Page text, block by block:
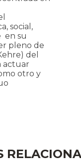
social,
en su
pleno de
del
actuar
otro y